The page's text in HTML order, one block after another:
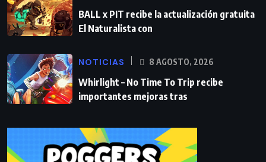
BALL x PIT recibe la actualización gratuita
El Naturalista con
NOTICIAS 8 AGOSTO, 2026
Whirlight – No Time To Trip recibe
importantes mejoras tras